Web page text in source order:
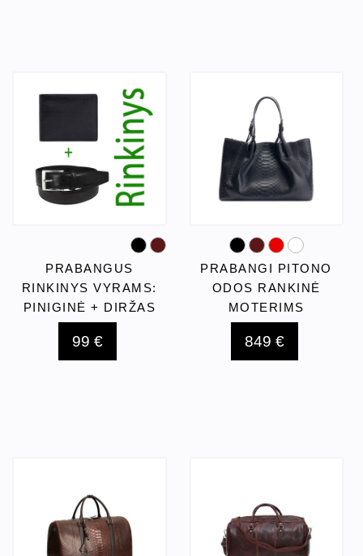
PRABANGUS
RINKINYS VYRAMS:
PINIGINĖ + DIRŽAS
99 €
PRABANGI PITONO
ODOS RANKINĖ
MOTERIMS
849 €